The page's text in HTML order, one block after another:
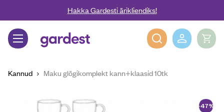
Liigu edasi põhisisu juurdeHakka Gardesti ärikliendiks!
Gardest
Kannud Maku glögikomplekt kann+klaasid 10tk
-47%